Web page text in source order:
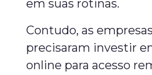
em suas rotinas.
Contudo, as
precisaram investir
online para acesso